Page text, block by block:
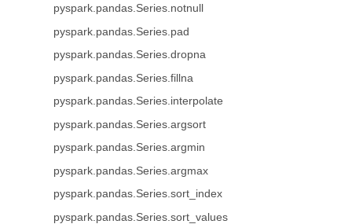
pyspark.pandas.Series.notnull
pyspark.pandas.Series.pad
pyspark.pandas.Series.dropna
pyspark.pandas.Series.fillna
pyspark.pandas.Series.interpolate
pyspark.pandas.Series.argsort
pyspark.pandas.Series.argmin
pyspark.pandas.Series.argmax
pyspark.pandas.Series.sort_index
pyspark.pandas.Series.sort_values